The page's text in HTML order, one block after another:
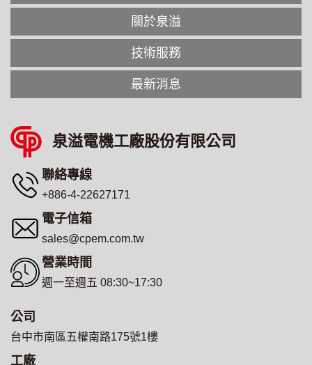
關於泉溢
技術服務
最新消息
泉溢電機工廠股份有限公司
聯絡專線
+886-4-22627171
電子信箱
sales@cpem.com.tw
營業時間
週一至週五 08:30~17:30
公司
台中市南區五權南路175號1樓
工廠